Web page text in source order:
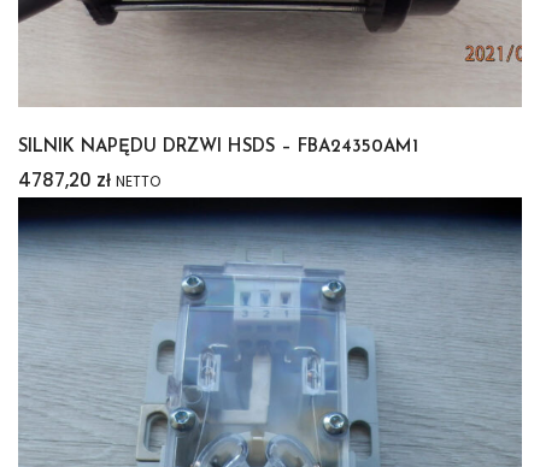
SILNIK NAPĘDU DRZWI HSDS – FBA24350AM1
4787,20 zł NETTO